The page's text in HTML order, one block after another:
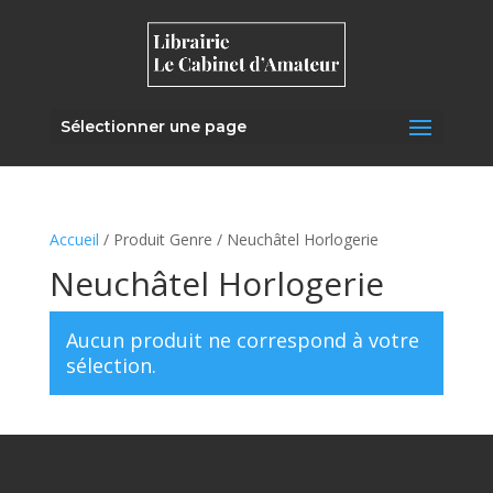
Sélectionner une page
Accueil / Produit Genre / Neuchâtel Horlogerie
Neuchâtel Horlogerie
Aucun produit ne correspond à votre
sélection.